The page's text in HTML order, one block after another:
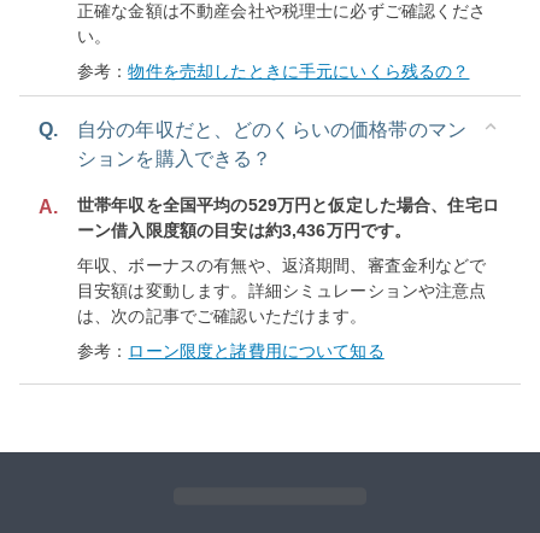
正確な金額は不動産会社や税理士に必ずご確認くださ
い。
参考：物件を売却したときに手元にいくら残るの？
Q.
自分の年収だと、どのくらいの価格帯のマン
ションを購入できる？
A.
世帯年収を全国平均の529万円と仮定した場合、住宅ロ
ーン借入限度額の目安は約3,436万円です。
年収、ボーナスの有無や、返済期間、審査金利などで
目安額は変動します。詳細シミュレーションや注意点
は、次の記事でご確認いただけます。
参考： ローン限度と諸費用について知る